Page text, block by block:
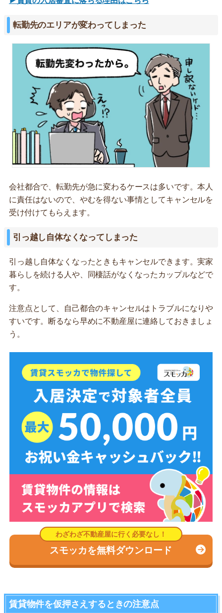
転勤先のエリアが変わってしまった
会社都合で、転勤先が急に変わるケースは多いです。本人
に責任はないので、やむを得ない事情としてキャンセルを
受け付けてもらえます。
引っ越し自体なくなってしまった
引っ越し自体なくなったときもキャンセルできます。実家
暮らしを続ける人や、同棲話がなくなったカップルなどで
す。
注意点として、自己都合のキャンセルはトラブルになりや
すいです。断るなら早めに不動産屋に連絡しておきましょ
う。
スモッカを無料ダウンロード
賃貸物件を仮押さえするときの注意点